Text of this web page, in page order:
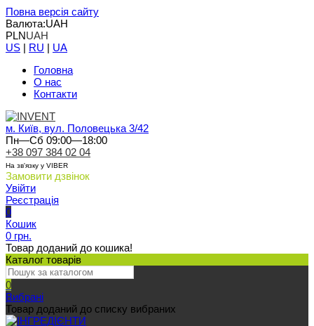
Повна версія сайту
Валюта:UAH
PLNUAH
US | RU | UA
Головна
О нас
Контакти
м. Київ, вул. Половецька 3/42
Пн—Сб 09:00—18:00
+38 097 384 02 04
На зв'язку у VIBER
Замовити дзвінок
Увійти
Реєстрація
0
Кошик
0 грн.
Товар доданий до кошика!
Каталог товарів
0
Вибрані
Товар доданий до списку вибраних